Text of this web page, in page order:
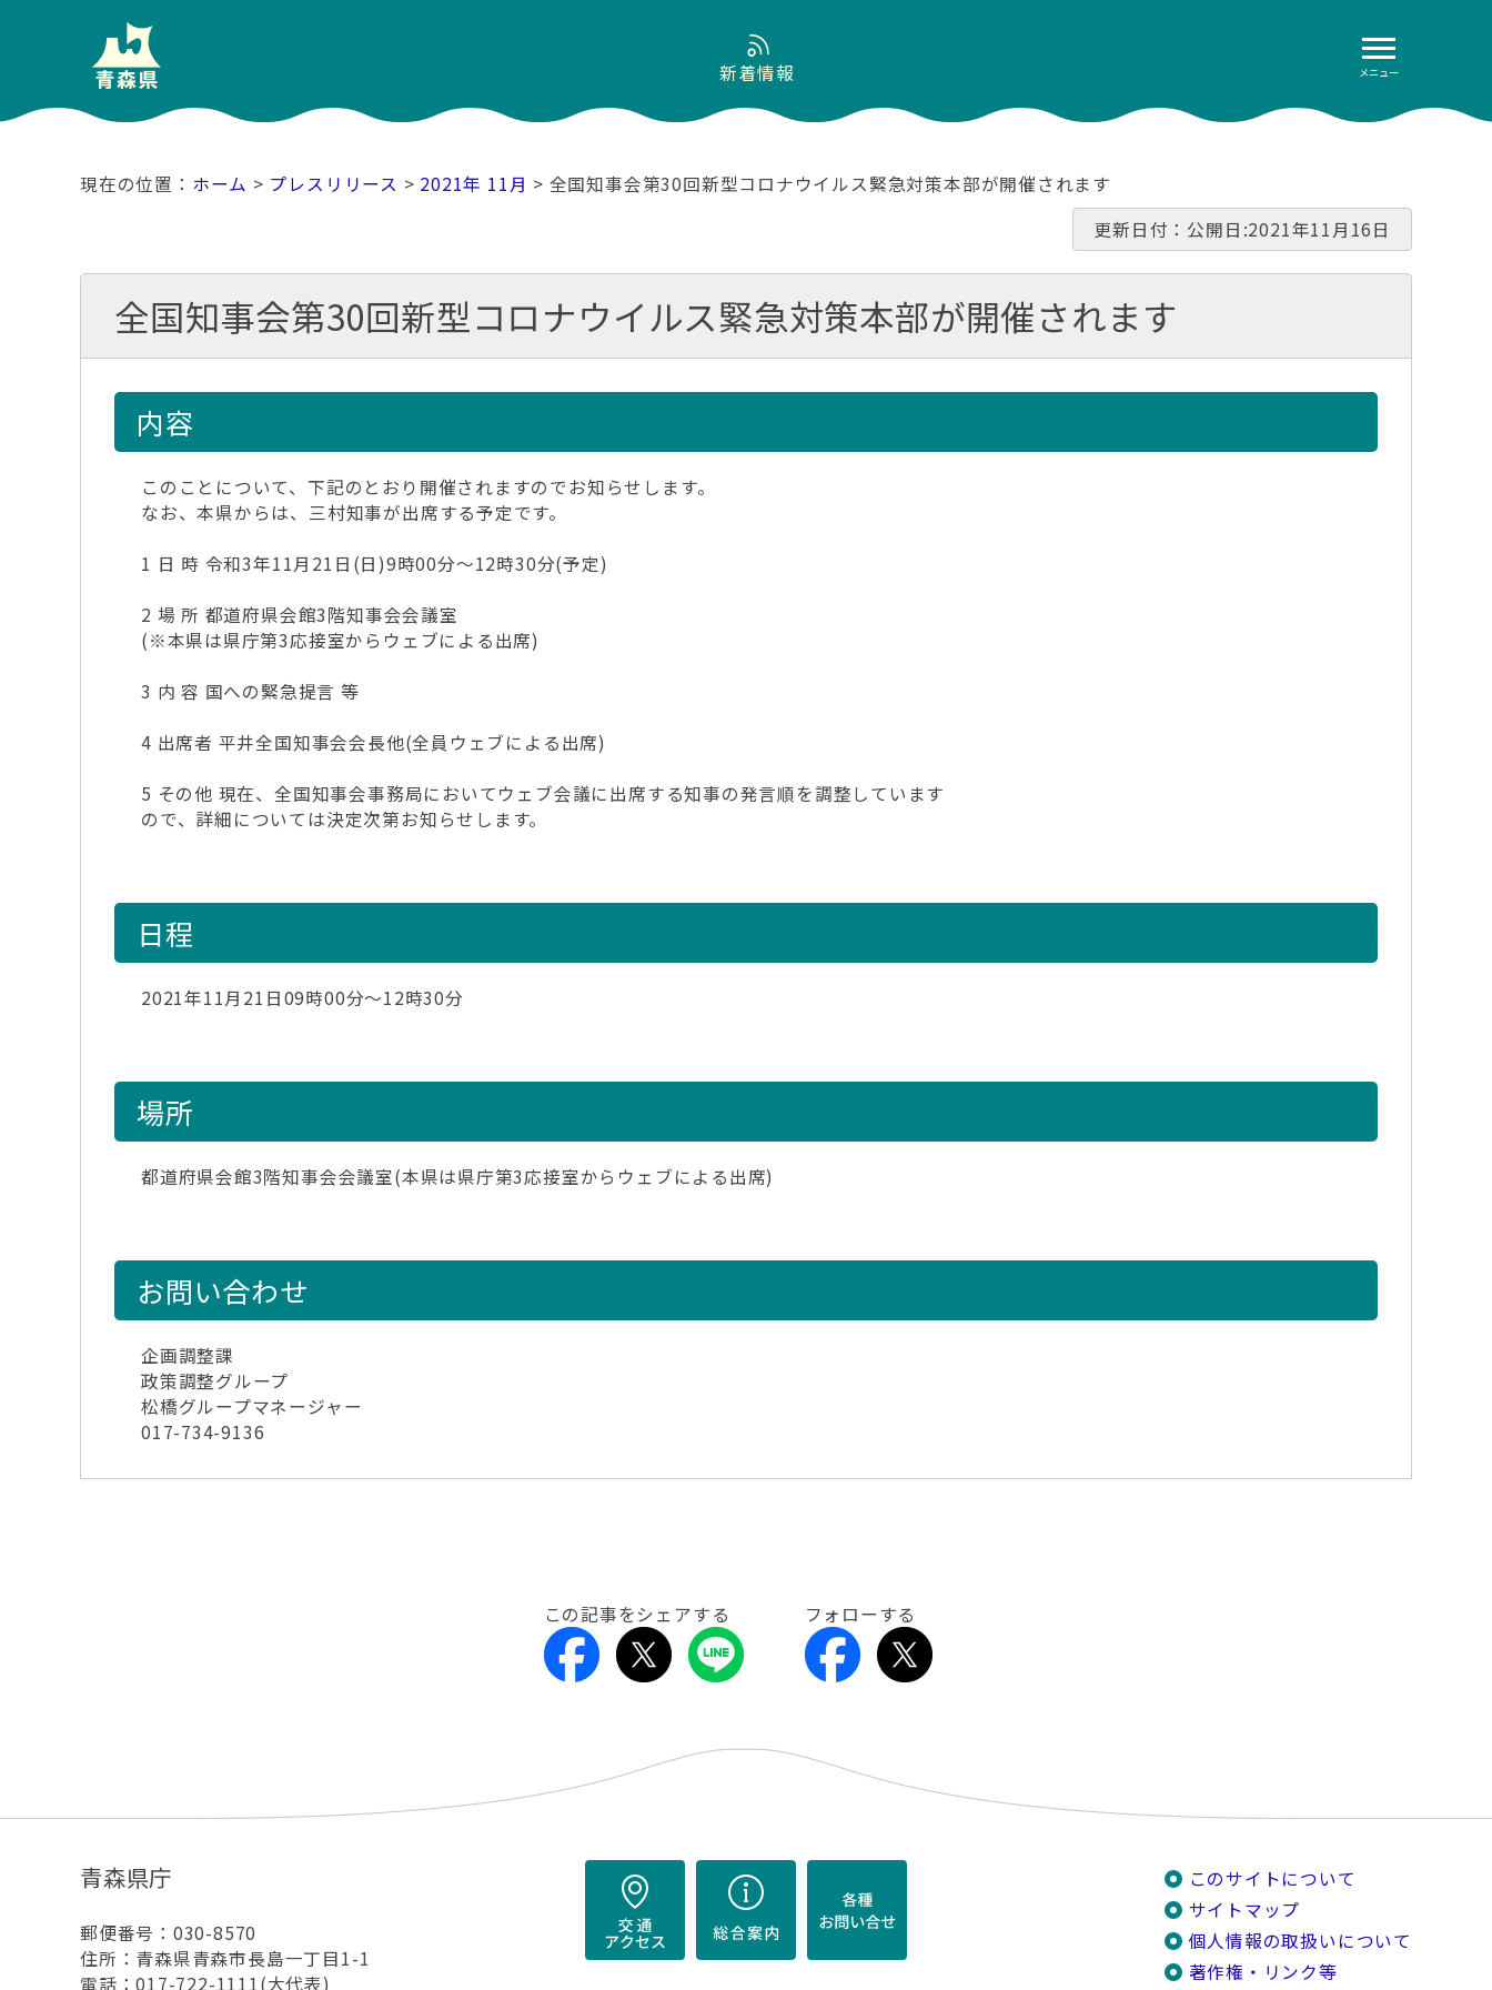
メニュー
新着情報
ホーム > プレスリリース > 2021年 11月 > 全国知事会第30回新型コロナウイルス緊急対策本部が開催されます
更新日付：公開日:2021年11月16日
全国知事会第30回新型コロナウイルス緊急対策本部が開催されます
内容
このことについて、下記のとおり開催されますのでお知らせします。
なお、本県からは、三村知事が出席する予定です。
1 日 時 令和3年11月21日(日)9時00分～12時30分(予定)
2 場 所 都道府県会館3階知事会会議室
(※本県は県庁第3応接室からウェブによる出席)
3 内 容 国への緊急提言 等
4 出席者 平井全国知事会会長他(全員ウェブによる出席)
5 その他 現在、全国知事会事務局においてウェブ会議に出席する知事の発言順を調整しています
ので、詳細については決定次第お知らせします。
日程
2021年11月21日09時00分～12時30分
場所
都道府県会館3階知事会会議室(本県は県庁第3応接室からウェブによる出席)
お問い合わせ
企画調整課
政策調整グループ
松橋グループマネージャー
017-734-9136
この記事をシェアする フォローする
青森県庁
郵便番号：030-8570
住所：青森県青森市長島一丁目1-1
電話：017-722-1111(大代表)
このサイトについて
サイトマップ
個人情報の取扱いについて
著作権・リンク等